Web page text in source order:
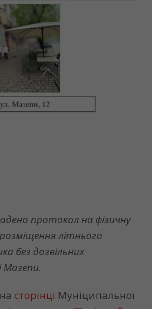
протокол на фізичну
літнього
без дозвільних
Мазепи.
сторінці Муніципальної